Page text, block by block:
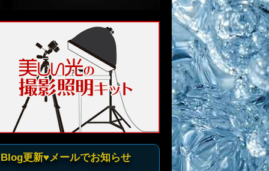
Blog更新♥メールでお知らせ